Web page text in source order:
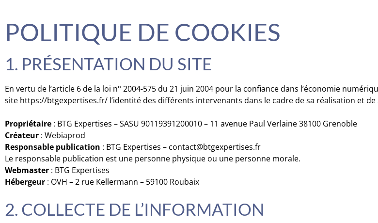
POLITIQUE DE COOKIES
1. PRÉSENTATION DU SITE
En vertu de l’article 6 de la loi n° 2004-575 du 21 juin 2004 pour la confiance dans l’économie
site https://btgexpertises.fr/ l’identité des différents intervenants dans le cadre de sa réalisation et de
Propriétaire : BTG Expertises – SASU 90119391200010 – 11 avenue Paul Verlaine 38100 Grenoble
Créateur : Webiaprod
Responsable publication : BTG Expertises – contact@btgexpertises.fr
Le responsable publication est une personne physique ou une personne morale.
Webmaster : BTG Expertises
Hébergeur : OVH – 2 rue Kellermann – 59100 Roubaix
2. COLLECTE DE L’INFORMATION